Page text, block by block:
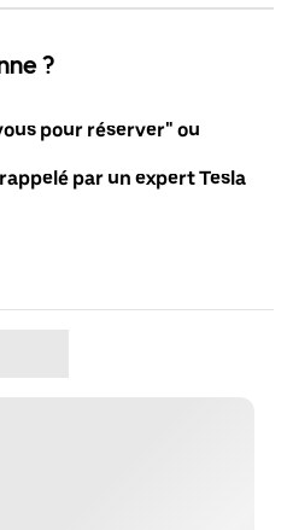
?
pour réserver" ou
par un expert Tesla